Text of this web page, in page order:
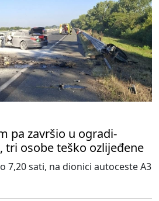
pa završio u ogradi-
tri osobe teško ozlijeđene
7,20 sati, na dionici autoceste A3